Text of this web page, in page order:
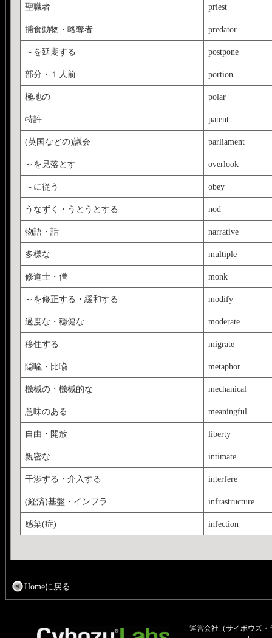
聖職者 priest
捕食動物・略奪者 predator
～を延期する postpone
部分・１人前 portion
極地の polar
特許 patent
(英国などの)議会 parliament
～を見落とす overlook
～に従う obey
うなずく・うとうとする nod
物語・話 narrative
多様な multiple
修道士・僧 monk
～を修正する・緩和する modify
過度な・穏健な moderate
移住する migrate
隠喩・比喩 metaphor
機械の・機械的な mechanical
意味のある meaningful
自由・開放 liberty
親密な intimate
干渉する・介入する interfere
(経済)基盤・インフラ infrastructure
感染(症) infection
Homeに戻る
運営会社（サイボウズ・